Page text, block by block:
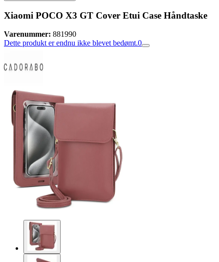
Xiaomi POCO X3 GT Cover Etui Case Håndtaske
Varenummer: 881990
Dette produkt er endnu ikke blevet bedømt.0